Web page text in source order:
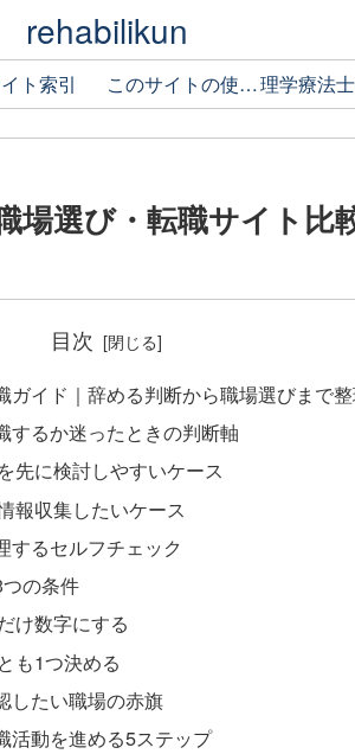
rehabilikun
ト索引 このサイトの使い方
場選び・転職サイト比
目次
ガイド｜辞める判断から職場選びまで
するか迷ったときの判断軸
先に検討しやすいケース
報収集したいケース
するセルフチェック
の条件
け数字にする
も1つ決める
したい職場の赤旗
活動を進める5ステップ